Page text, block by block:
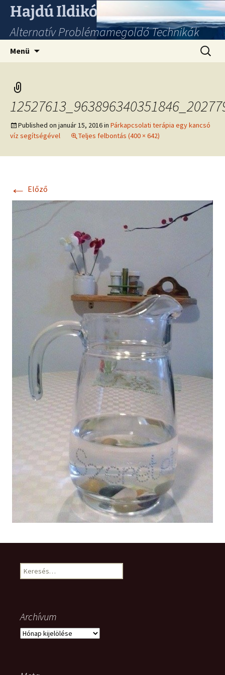
Hajdú Ildikó
Alternatív Problémamegoldó Technikák
Menü
Published on január 15, 2016in Párkapcsolati terápia egy kancsó
víz segítségével
Teljes felbontás (400 × 642)
← Előző
Keresés:
Archívum
Archívum